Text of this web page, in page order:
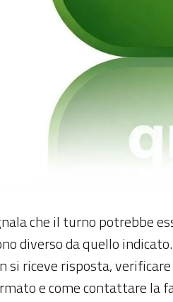
che il turno potrebbe
diverso da quello indicato.
si riceve risposta,
e come contattare la